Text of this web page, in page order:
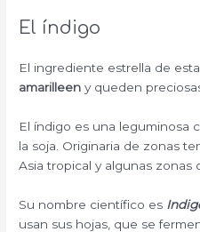
El índigo
El ingrediente estrella de
amarilleen y queden
El índigo es una leguminosa
la soja. Originaria de zonas
Asia tropical y algunas zonas
Su nombre científico es
usan sus hojas, que se